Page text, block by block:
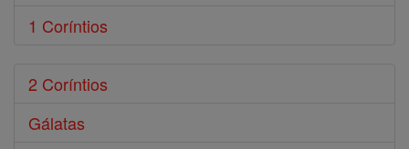
1 Coríntios
2 Coríntios
Gálatas